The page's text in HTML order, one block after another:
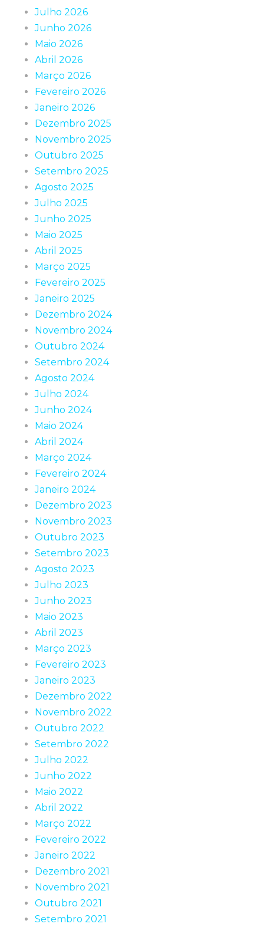
Julho 2026
Junho 2026
Maio 2026
Abril 2026
Março 2026
Fevereiro 2026
Janeiro 2026
Dezembro 2025
Novembro 2025
Outubro 2025
Setembro 2025
Agosto 2025
Julho 2025
Junho 2025
Maio 2025
Abril 2025
Março 2025
Fevereiro 2025
Janeiro 2025
Dezembro 2024
Novembro 2024
Outubro 2024
Setembro 2024
Agosto 2024
Julho 2024
Junho 2024
Maio 2024
Abril 2024
Março 2024
Fevereiro 2024
Janeiro 2024
Dezembro 2023
Novembro 2023
Outubro 2023
Setembro 2023
Agosto 2023
Julho 2023
Junho 2023
Maio 2023
Abril 2023
Março 2023
Fevereiro 2023
Janeiro 2023
Dezembro 2022
Novembro 2022
Outubro 2022
Setembro 2022
Julho 2022
Junho 2022
Maio 2022
Abril 2022
Março 2022
Fevereiro 2022
Janeiro 2022
Dezembro 2021
Novembro 2021
Outubro 2021
Setembro 2021